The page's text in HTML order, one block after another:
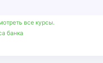
все курсы.
банка